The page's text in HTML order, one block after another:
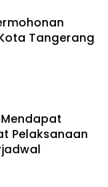
Tangerang
Pelaksanaan